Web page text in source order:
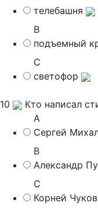
телебашня
B
подъемный
C
светофор
10
Кто написал
A
Сергей
B
Александр
C
Корней